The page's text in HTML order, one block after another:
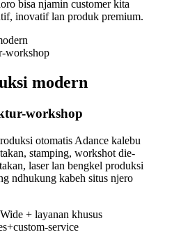
bisa njamin customer kita
inovatif lan produk premium.
modern
workshop
otomatis Adance kalebu
stamping, workshot die-
laser lan bengkel produksi
ndhukung kabeh situs njero